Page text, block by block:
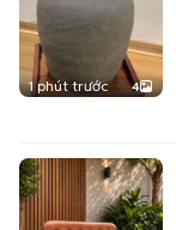
1 phút trước 4